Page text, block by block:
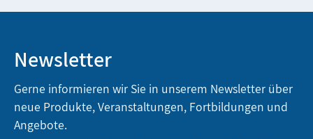
Newsletter
Gerne informieren wir Sie in unserem Newsletter über
neue Produkte, Veranstaltungen, Fortbildungen und
Angebote.